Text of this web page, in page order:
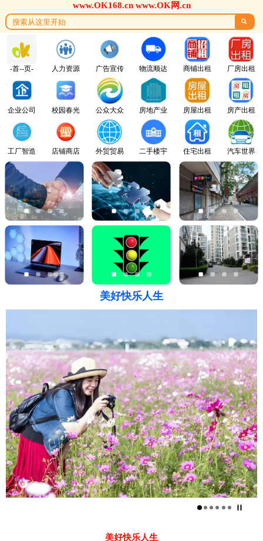
www.OK168.cn www.OK网.cn

-首--页-
企业公司
工厂智造
人力资源
校园春光
店铺商店
广告宣传
公众大众
外贸贸易
物流顺达
房地产业
二手楼宇
商铺出租
房屋出租
住宅出租
厂房出租
房产出租
汽车世界
美好快乐人生
美好快乐人生